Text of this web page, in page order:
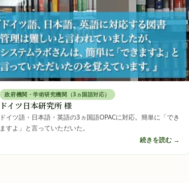
政府機関・学術研究機関（3ヵ国語対応）
ドイツ日本研究所 様
ドイツ語・日本語・英語の3ヵ国語OPACに対応。簡単に「でき
ますよ」と言っていただいた。
続きを読む →